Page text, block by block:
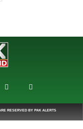
RESERVED BY PAK ALERTS